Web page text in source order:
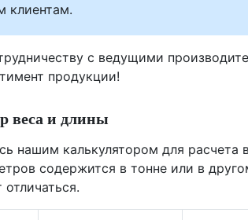
клиентам.
с ведущими
продукции!
веса и длины
нашим калькулятором для
содержится в тонне или в